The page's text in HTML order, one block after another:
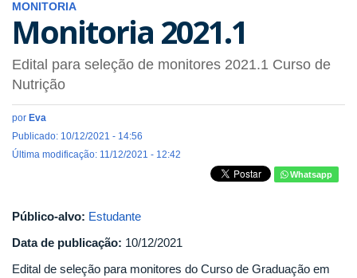
MONITORIA
Monitoria 2021.1
Edital para seleção de monitores 2021.1 Curso de
Nutrição
por Eva
Publicado: 10/12/2021 - 14:56
Última modificação: 11/12/2021 - 12:42
Whatsapp
Público-alvo: Estudante
Data de publicação: 10/12/2021
Edital de seleção para monitores do Curso de Graduação em